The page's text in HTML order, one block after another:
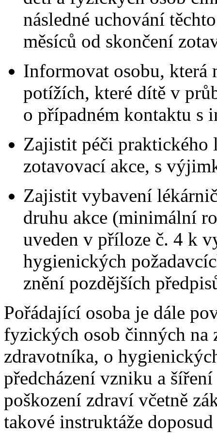
následné uchování
měsíců od skončení
Informovat osobu, která
potížích, které dítě v
o případném kontaktu s
Zajistit péči praktického
zotavovací akce, s
Zajistit vybavení
druhu akce (minimální
uveden v příloze č. 4 k
hygienických
znění pozdějších
Pořádající osoba je dále
fyzických osob činných
zdravotníka, o
předcházení vzniku a
poškození zdraví včetně
takové instruktáže